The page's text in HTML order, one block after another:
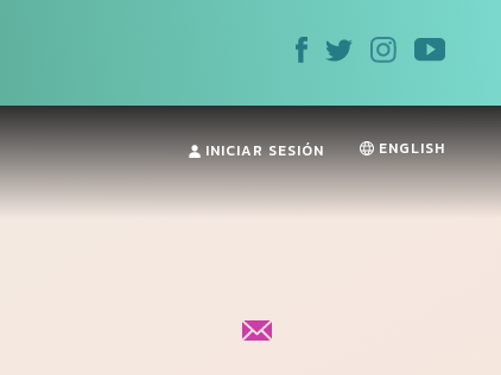
INICIAR SESIÓN ENGLISH